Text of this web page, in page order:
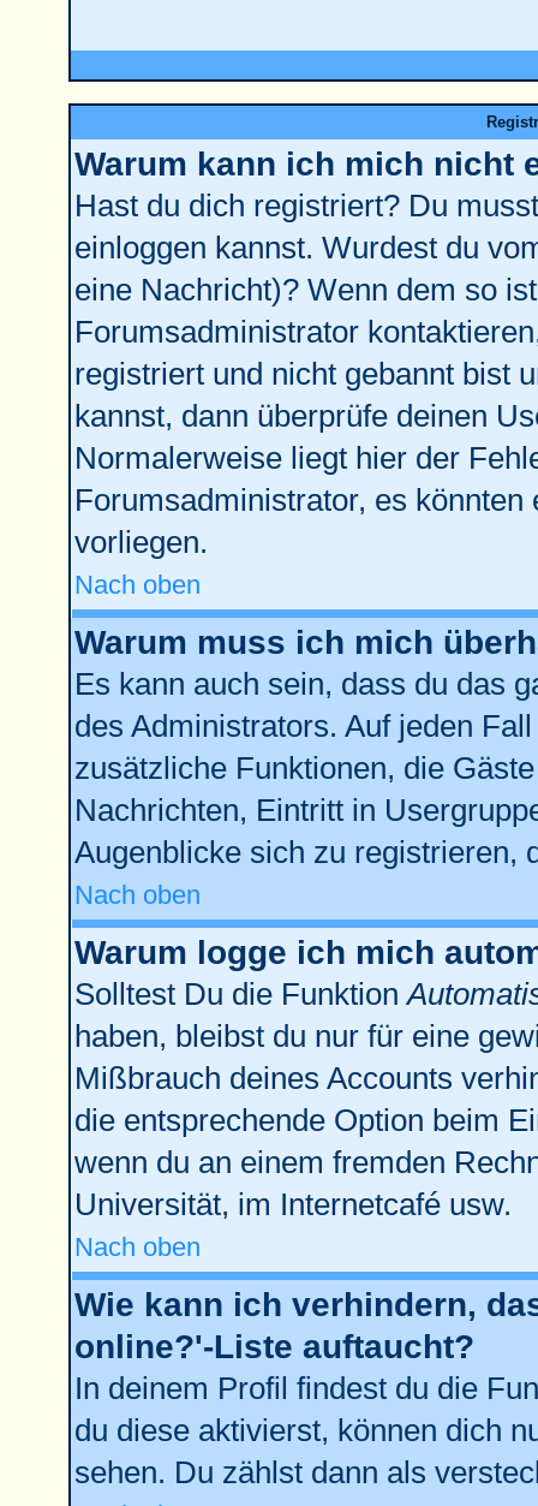
Warum kann ich mich nicht
Hast du dich registriert? Du
einloggen kannst. Wurdest du
eine Nachricht)? Wenn dem so
Forumsadministrator
registriert und nicht gebannt bist
kannst, dann überprüfe deinen
Normalerweise liegt hier der
Forumsadministrator, es
vorliegen.
Nach oben
Warum muss ich mich
Es kann auch sein, dass du das
des Administrators. Auf jeden
zusätzliche Funktionen, die
Nachrichten, Eintritt in
Augenblicke sich zu registrieren,
Nach oben
Warum logge ich mich
Solltest Du die Funktion
haben, bleibst du nur für eine
Mißbrauch deines Accounts
die entsprechende Option beim
wenn du an einem fremden
Universität, im Internetcafé usw.
Nach oben
Wie kann ich verhindern,
online?'-Liste auftaucht?
In deinem Profil findest du die
du diese aktivierst, können dich
sehen. Du zählst dann als